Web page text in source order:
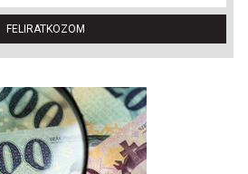
FELIRATKOZOM